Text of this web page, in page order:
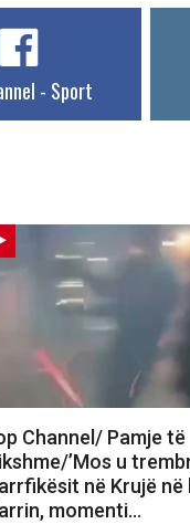
- Sport
Channel/ Pamje të
’Mos u
në Krujë në
momenti…